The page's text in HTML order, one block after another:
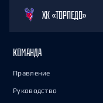
ХК «ТОРПЕДО»
КОМАНДА
Правление
Руководство